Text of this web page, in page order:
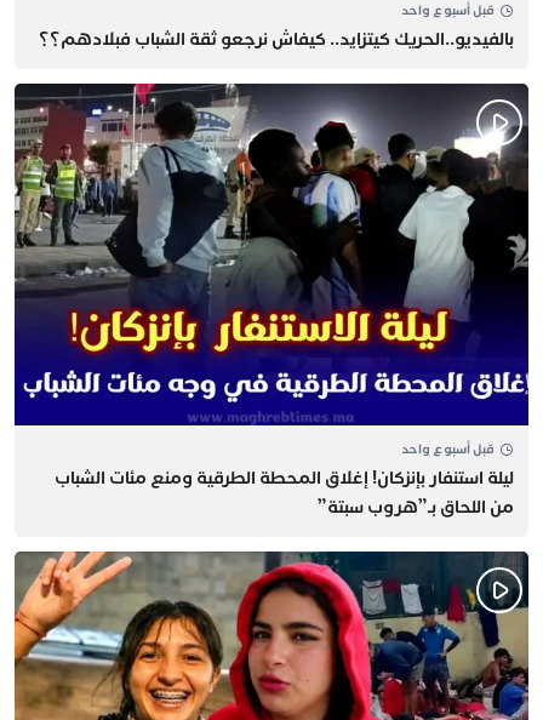
قبل أسبوع واحد
بالفيديو..الحريك كيتزايد.. كيفاش نرجعو ثقة الشباب فبلادهم؟؟
قبل أسبوع واحد
​ليلة استنفار بإنزكان! إغلاق المحطة الطرقية ومنع مئات الشباب
من اللحاق بـ”هروب سبتة”